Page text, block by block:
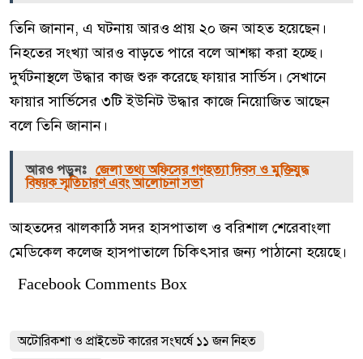
তিনি জানান, এ ঘটনায় আরও প্রায় ২০ জন আহত হয়েছেন।
নিহতের সংখ্যা আরও বাড়তে পারে বলে আশঙ্কা করা হচ্ছে।
দুর্ঘটনাস্থলে উদ্ধার কাজ শুরু করেছে ফায়ার সার্ভিস। সেখানে
ফায়ার সার্ভিসের ৩টি ইউনিট উদ্ধার কাজে নিয়োজিত আছেন
বলে তিনি জানান।
আরও পড়ুনঃ জেলা তথ্য অফিসের গণহত্যা দিবস ও মুক্তিযুদ্ধ
বিষয়ক স্মৃতিচারণ এবং আলোচনা সভা
আহতদের ঝালকাঠি সদর হাসপাতাল ও বরিশাল শেরেবাংলা
মেডিকেল কলেজ হাসপাতালে চিকিৎসার জন্য পাঠানো হয়েছে।
Facebook Comments Box
অটোরিকশা ও প্রাইভেট কারের সংঘর্ষে ১১ জন নিহত